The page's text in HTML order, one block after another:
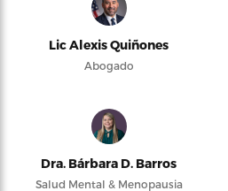
Lic Alexis Quiñones
Abogado
Dra. Bárbara D. Barros
Salud Mental & Menopausia